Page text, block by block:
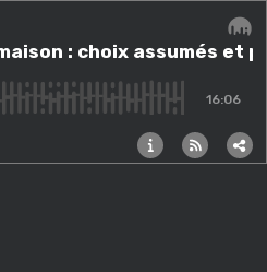
à la maison : choix assumés et
: choix assumés et
16:06